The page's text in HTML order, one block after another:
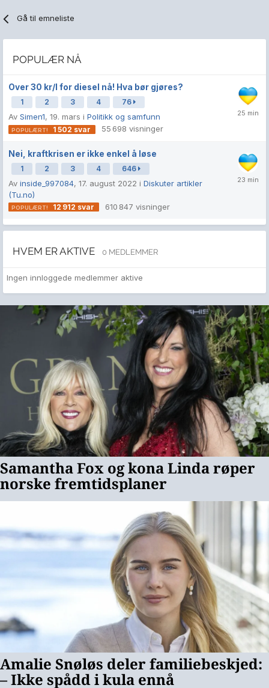
Gå til emneliste
POPULÆR NÅ
Over 30 kr/l for diesel nå! Hva bør gjøres?
1 2 3 4 76
Av Simen1, 19. mars i Politikk og samfunn
1 502 svar 55 698 visninger
Nei, kraftkrisen er ikke enkel å løse
1 2 3 4 646
Av inside_997084, 17. august 2022 i Diskuter artikler
(Tu.no)
12 912 svar 610 847 visninger
HVEM ER AKTIVE 0 MEDLEMMER
Ingen innloggede medlemmer aktive